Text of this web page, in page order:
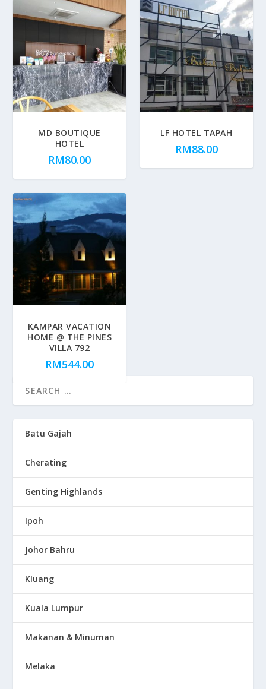
MD BOUTIQUE
HOTEL
RM80.00
LF HOTEL TAPAH
RM88.00
KAMPAR VACATION
HOME @ THE PINES
VILLA 792
RM544.00
Batu Gajah
Cherating
Genting Highlands
Ipoh
Johor Bahru
Kluang
Kuala Lumpur
Makanan & Minuman
Melaka